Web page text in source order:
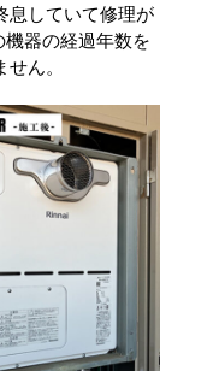
息していて修理が
器の経過年数を
ん。